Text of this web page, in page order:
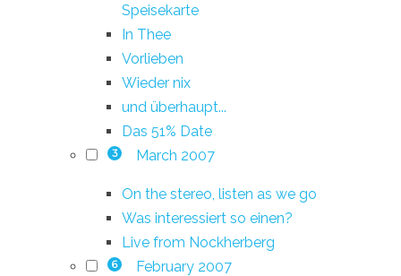
Speisekarte
In Thee
Vorlieben
Wieder nix
und überhaupt...
Das 51% Date
3 March 2007
On the stereo, listen as we go
Was interessiert so einen?
Live from Nockherberg
6 February 2007